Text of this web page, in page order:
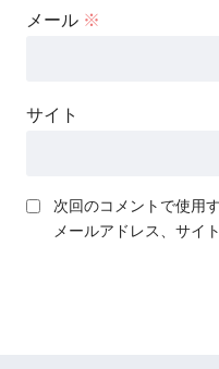
メール ※
サイト
次回のコメントで使用
メールアドレス、サイ